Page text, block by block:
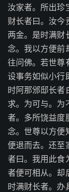
汝家者。所出珍
财长者曰。汝今
两金。是时满财
念。我以方便前
往问佛。若世尊
设事务如似小行
时阿那邠邸长者
求。为可与。为
者。多所饶益度
念。世尊以方便
便退而去。还至
者曰。我用此食
者便可相从。却
时满财长者。办